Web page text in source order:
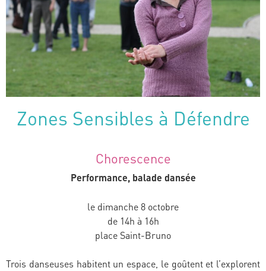
Zones Sensibles à Défendre
Chorescence
Performance, balade dansée
le dimanche 8 octobre
de 14h à 16h
place Saint-Bruno
Trois danseuses habitent un espace, le goûtent et l’explorent